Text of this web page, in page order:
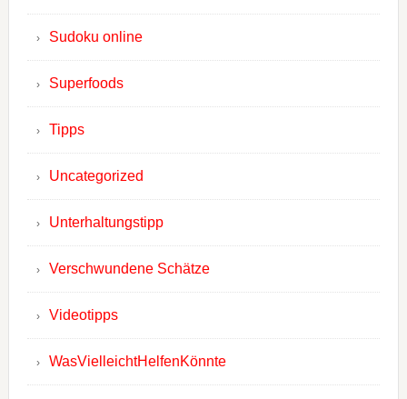
Sudoku online
Superfoods
Tipps
Uncategorized
Unterhaltungstipp
Verschwundene Schätze
Videotipps
WasVielleichtHelfenKönnte